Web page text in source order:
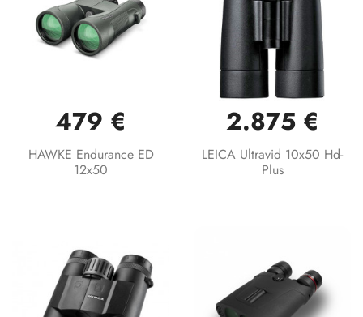
479 €
HAWKE Endurance ED
12x50
2.875 €
LEICA Ultravid 10x50 Hd-
Plus